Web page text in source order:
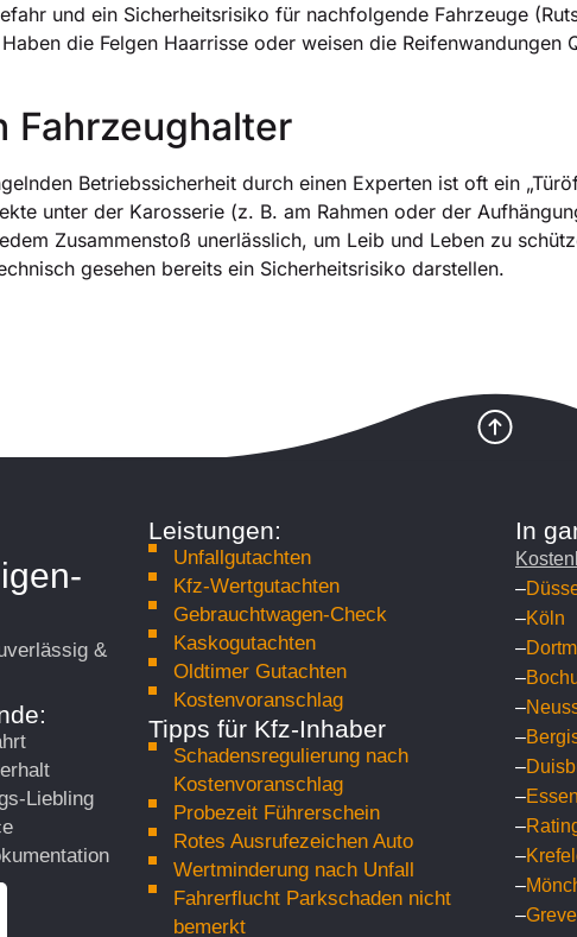
und ein Sicherheitsrisiko für nachfolgende Fahrzeuge
Haben die Felgen Haarrisse oder weisen die
Fahrzeughalter
Betriebssicherheit durch einen Experten ist oft ein
unter der Karosserie (z. B. am Rahmen oder der
Zusammenstoß unerlässlich, um Leib und Leben zu
gesehen bereits ein Sicherheitsrisiko darstellen.
&
Liebling
Leistungen:
Unfallgutachten
Kfz-Wertgutachten
Gebrauchtwagen-Check
Kaskogutachten
Oldtimer Gutachten
Kostenvoranschlag
Tipps für Kfz-Inhaber
Schadensregulierung nach
Kostenvoranschlag
Probezeit Führerschein
Rotes Ausrufezeichen Auto
Wertminderung nach Unfall
Fahrerflucht Parkschaden nicht
bemerkt
In
–
–Köln
–
–
–
–
–
–Essen
–
–
–
–